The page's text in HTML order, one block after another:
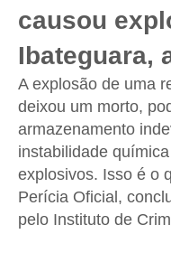
causou
Ibateguara,
A explosão de uma
deixou um morto,
armazenamento
instabilidade
explosivos. Isso é o
Perícia Oficial,
pelo Instituto de